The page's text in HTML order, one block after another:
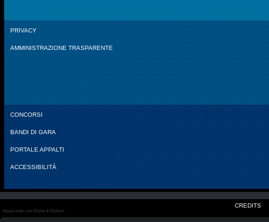
PRIVACY
AMMINISTRAZIONE TRASPARENTE
CONCORSI
BANDI DI GARA
PORTALE APPALTI
ACCESSIBILITÀ
CREDITS
Realizzato con Plone & Python